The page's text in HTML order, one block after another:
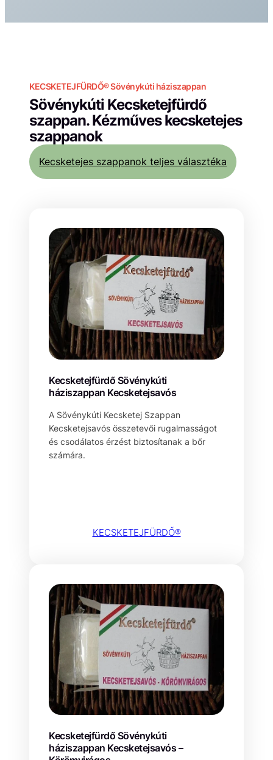
KECSKETEJFÜRDŐ® Sövénykúti háziszappan
Sövénykúti Kecsketejfürdő
szappan.Kézműves kecsketejes
szappanok
Kecsketejes szappanok teljes választéka
Kecsketejfürdő Sövénykúti
háziszappan Kecsketejsavós
A Sövénykúti Kecsketej Szappan
Kecsketejsavós összetevői rugalmasságot
és csodálatos érzést biztosítanak a bőr
számára.
KECSKETEJFÜRDŐ®
Kecsketejfürdő Sövénykúti
háziszappan Kecsketejsavós –